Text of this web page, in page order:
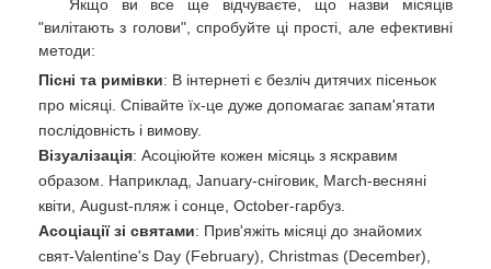
Якщо ви все ще відчуваєте, що назви місяців
"вилітають з голови", спробуйте ці прості, але ефективні
методи:
Пісні та римівки: В інтернеті є безліч дитячих пісеньок
про місяці. Співайте їх-це дуже допомагає запам'ятати
послідовність і вимову.
Візуалізація: Асоціюйте кожен місяць з яскравим
образом. Наприклад, January-сніговик, March-весняні
квіти, August-пляж і сонце, October-гарбуз.
Асоціації зі святами: Прив'яжіть місяці до знайомих
свят-Valentine's Day (February), Christmas (December),